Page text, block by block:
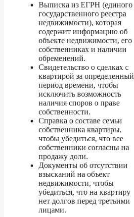
Выписка из ЕГРН (единого
государственного реестра
недвижимости), которая
содержит информацию об
объекте недвижимости, его
собственниках и наличии
обременений.
Свидетельство о сделках с
квартирой за определенный
период времени, чтобы
исключить возможность
наличия споров о праве
собственности.
Справка о составе семьи
собственника квартиры,
чтобы убедиться, что все
собственники согласны на
продажу доли.
Документы об отсутствии
взысканий на объект
недвижимости, чтобы
убедиться, что на квартиру
нет долгов перед третьими
лицами.